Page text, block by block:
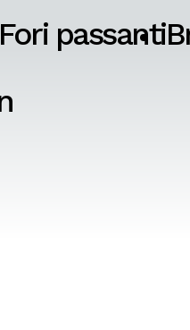
passanti